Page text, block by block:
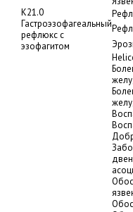
K21.0
Гастроэзофагеальный
рефлюкс с
эзофагитом